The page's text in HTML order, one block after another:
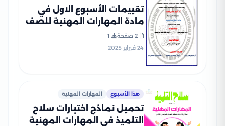
تقييمات الأسبوع الاول في
مادة المهارات المهنية للصف
الرابع الإبتدائي الترم الثاني
2025 بصيغة PDF
2 صفحة
1
24 فبراير 2025
هذا الأسبوع المهارات المهنية
تحميل نماذج اختبارات سلاح
التلميذ في المهارات المهنية